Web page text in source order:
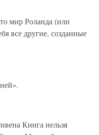
мир Роланда (или
все другие, созданные
Кинга нельзя